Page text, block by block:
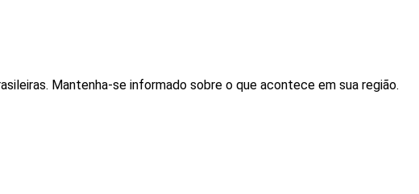
Mantenha-se informado sobre o que acontece em sua região.